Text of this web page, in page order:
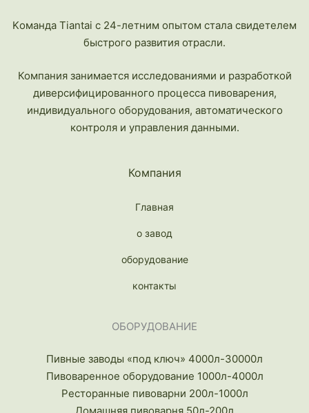
Kоманда Tiantai с 24-летним опытом стала свидетелем
быстрого развития отрасли.
Компания занимается исследованиями и разработкой
диверсифицированного процесса пивоварения,
индивидуального оборудования, автоматического
контроля и управления данными.
Компания
Главная
о завод
оборудование
контакты
ОБОРУДОВАНИЕ
Пивные заводы «под ключ» 4000л-30000л
Пивоваренное оборудование 1000л-4000л
Ресторанные пивоварни 200л-1000л